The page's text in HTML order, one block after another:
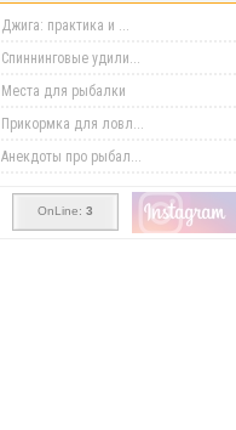
Джига: практика и ...
Спиннинговые удили...
Места для рыбалки
Прикормка для ловл...
Анекдоты про рыбал...
OnLine: 3